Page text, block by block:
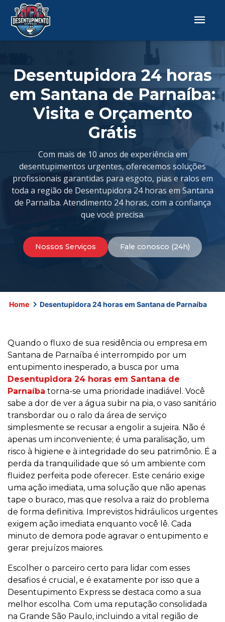
Desentupidora 24 horas
em Santana de Parnaíba:
Visita e Orçamento
Grátis
Com mais de 10 anos de experiência em
desentupimentos urgentes, oferecemos soluções
profissionais garantidas para esgoto, pias e ralos em
toda a região de Desentupidora 24 horas em Santana
de Parnaíba. Atendimento 24 horas, com a confiança
que você precisa.
Nossos Serviços Fale conosco (24h)
Home Desentupidora 24 horas em Santana de Parnaíba
Quando o fluxo de sua residência ou empresa em
Santana de Parnaíba é interrompido por um
entupimento inesperado, a busca por uma
Desentupidora 24 horas em Santana de
Parnaíba torna-se uma prioridade inadiável. Você
sabe a dor de ver a água subir na pia, o vaso sanitário
transbordar ou o ralo da área de serviço
simplesmente se recusar a engolir a sujeira. Não é
apenas um inconveniente; é uma paralisação, um
risco à higiene e à integridade do seu patrimônio. É a
perda da tranquilidade que só um ambiente com
fluidez perfeita pode oferecer. Este cenário exige
uma ação imediata, uma solução que não apenas
tape o buraco, mas que resolva a raiz do problema
de forma definitiva. Imprevistos hidráulicos urgentes
exigem ação imediata enquanto você lê. Cada
minuto de demora pode agravar o entupimento e
gerar prejuízos maiores.
Escolher o parceiro certo para lidar com esses
desafios é crucial, e é exatamente por isso que a
Desentupimento Express se destaca como a sua
melhor escolha. Com uma reputação consolidada
na Grande São Paulo, incluindo a vital região de